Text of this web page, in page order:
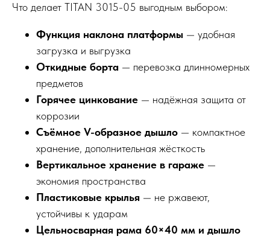
Что делает TITAN 3015-05 выгодным выбором:
Функция наклона платформы — удобная
загрузка и выгрузка
Откидные борта — перевозка длинномерных
предметов
Горячее цинкование — надёжная защита от
коррозии
Съёмное V-образное дышло — компактное
хранение, дополнительная жёсткость
Вертикальное хранение в гараже —
экономия пространства
Пластиковые крылья — не ржавеют,
устойчивы к ударам
Цельносварная рама 60×40 мм и дышло